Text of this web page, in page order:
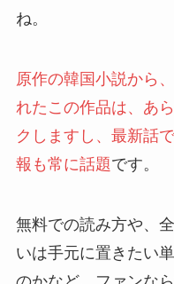
ね。
原作の韓国小説から
れたこの作品は、あ
クしますし、最新話
報も常に話題です。
無料での読み方や、
いは手元に置きたい